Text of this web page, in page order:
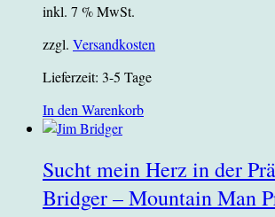
inkl. 7 % MwSt.
zzgl. Versandkosten
Lieferzeit: 3-5 Tage
In den Warenkorb
Sucht mein Herz in der
Bridger – Mountain Man